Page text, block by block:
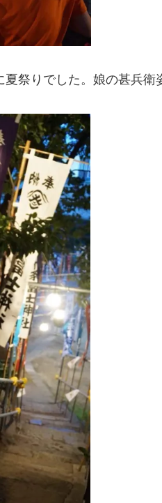
祭りでした。娘の甚兵衛